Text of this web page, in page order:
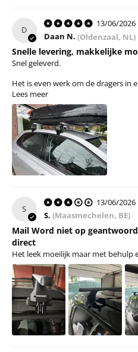
D
13/06/2026
Daan N. (Oldenzaal, NL)
Snelle levering, makkelijke
Snel geleverd.
Het is even werk om de dragers in
Lees meer
S
13/06/2026
S. (Maasmechelen, BE)
Mail Word niet op
direct
Het leek moeilijk maar met behulp